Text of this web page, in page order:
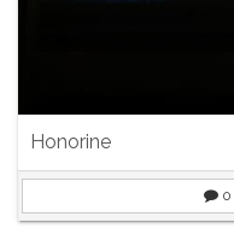
Honorine
0